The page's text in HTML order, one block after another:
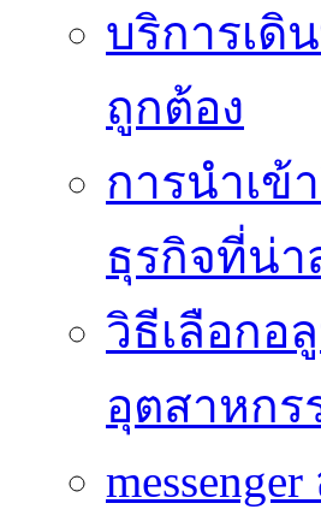
บริการเดิ
ถูกต้อง
การนำเข้
ธุรกิจที่น่า
วิธีเลือกอ
อุตสาหกร